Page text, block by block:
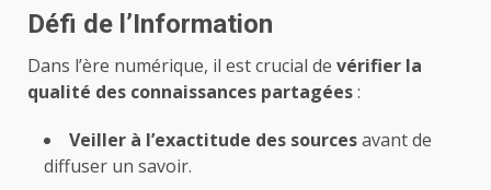
Défi de l’Information
Dans l’ère numérique, il est crucial de vérifier la
qualité des connaissances partagées:
Veiller à l’exactitude des sourcesavant de
diffuser un savoir.